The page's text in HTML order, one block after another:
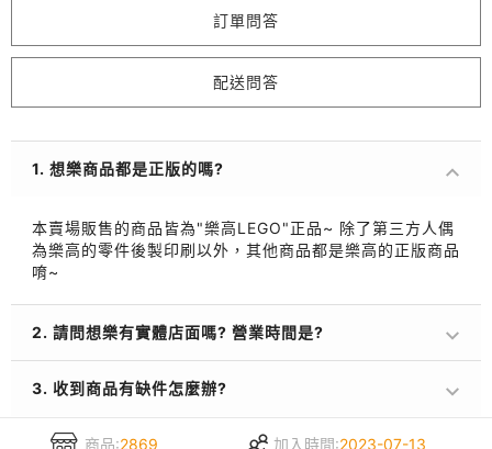
訂單問答
配送問答
1. 想樂商品都是正版的嗎?
本賣場販售的商品皆為"樂高LEGO"正品~ 除了第三方人偶
為樂高的零件後製印刷以外，其他商品都是樂高的正版商品
唷~
2. 請問想樂有實體店面嗎? 營業時間是?
3. 收到商品有缺件怎麼辦?
商品:2869 加入時間:2023-07-13